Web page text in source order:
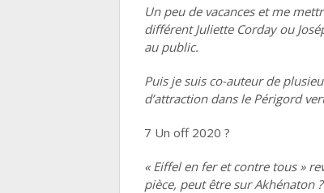
Un peu de vacances et me
différent Juliette Corday ou
au public.
Puis je suis co-auteur de
d’attraction dans le Périgord
7 Un off 2020 ?
« Eiffel en fer et contre tous »
pièce, peut être sur Akhénaton ?